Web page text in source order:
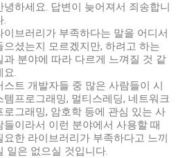
녕하세요. 답변이 늦어져서 죄송합니
.
이브러리가 부족하다는 말을 어디서
으셨는지 모르겠지만, 하려고 하는
과 분야에 따라 다르게 느껴질 것 같
요.
스트 개발자들 중 많은 사람들이 시
템프로그래밍, 멀티스레딩, 네트워크
로그래밍, 암호학 등에 관심 있는 사
들이라서 이런 분야에서 사용할 때
요한 라이브러리가 부족하다고 느끼
일은 없으실 것입니다.